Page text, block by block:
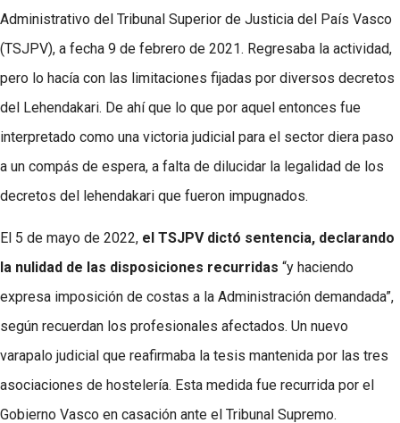
Administrativo del Tribunal Superior de Justicia del País Vasco
(TSJPV), a fecha 9 de febrero de 2021. Regresaba la actividad,
pero lo hacía con las limitaciones fijadas por diversos decretos
del Lehendakari. De ahí que lo que por aquel entonces fue
interpretado como una victoria judicial para el sector diera paso
a un compás de espera, a falta de dilucidar la legalidad de los
decretos del lehendakari que fueron impugnados.
El 5 de mayo de 2022, el TSJPV dictó sentencia, declarando
la nulidad de las disposiciones recurridas “y haciendo
expresa imposición de costas a la Administración demandada”,
según recuerdan los profesionales afectados. Un nuevo
varapalo judicial que reafirmaba la tesis mantenida por las tres
asociaciones de hostelería. Esta medida fue recurrida por el
Gobierno Vasco en casación ante el Tribunal Supremo.